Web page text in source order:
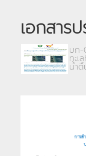
เอกสาร
บก-
ทะ
น้ำ